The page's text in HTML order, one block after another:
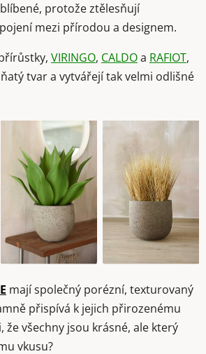
protože ztělesňují
mezi přírodou a designem.
VIRINGO, CALDOa RAFIOT,
tvar a vytvářejí tak velmi odlišné
mají společný porézní, texturovaný
přispívá k jejich přirozenému
že všechny jsou krásné, ale který
vkusu?